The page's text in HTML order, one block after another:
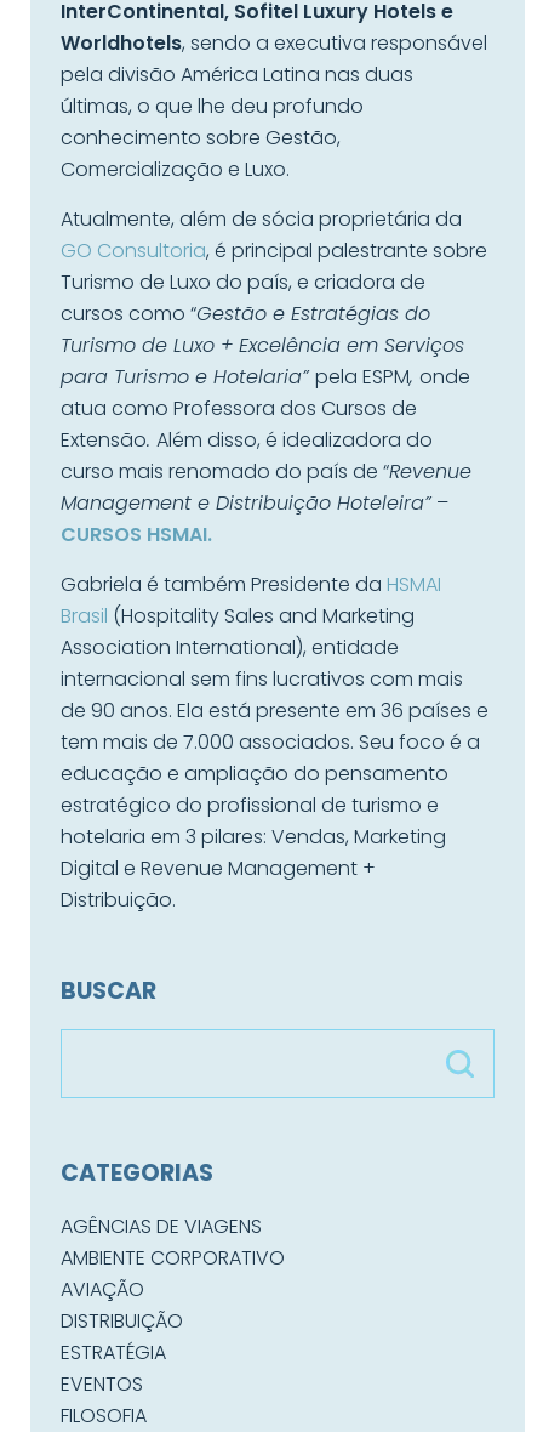
InterContinental, Sofitel Luxury Hotels e
Worldhotels, sendo a executiva responsável
pela divisão América Latina nas duas
últimas, o que lhe deu profundo
conhecimento sobre Gestão,
Comercialização e Luxo.
Atualmente, além de sócia proprietária da
GO Consultoria, é principal palestrante sobre
Turismo de Luxo do país, e criadora de
cursos como “Gestão e Estratégias do
Turismo de Luxo + Excelência em Serviços
para Turismo e Hotelaria”pela ESPM, onde
atua como Professora dos Cursos de
Extensão. Além disso, é idealizadora do
curso mais renomado do país de “Revenue
Management e Distribuição Hoteleira”–
CURSOS HSMAI.
Gabriela é também Presidente da HSMAI
Brasil (Hospitality Sales and Marketing
Association International), entidade
internacional sem fins lucrativos com mais
de 90 anos. Ela está presente em 36 países e
tem mais de 7.000 associados. Seu foco é a
educação e ampliação do pensamento
estratégico do profissional de turismo e
hotelaria em 3 pilares: Vendas, Marketing
Digital e Revenue Management +
Distribuição.
BUSCAR
CATEGORIAS
AGÊNCIAS DE VIAGENS
AMBIENTE CORPORATIVO
AVIAÇÃO
DISTRIBUIÇÃO
ESTRATÉGIA
EVENTOS
FILOSOFIA